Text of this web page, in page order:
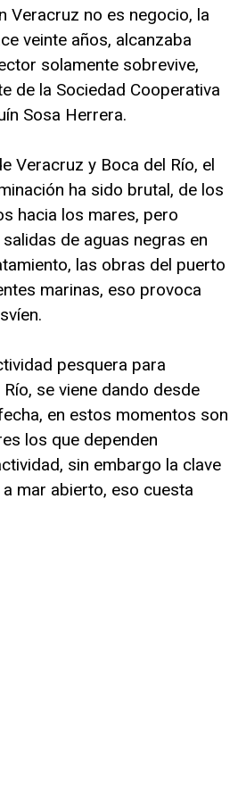
Veracruz no es negocio, la
veinte años, alcanzaba
solamente sobrevive,
de la Sociedad Cooperativa
Sosa Herrera.
Veracruz y Boca del Río, el
ha sido brutal, de los
hacia los mares, pero
de aguas negras en
las obras del puerto
marinas, eso provoca
pesquera para
se viene dando desde
en estos momentos son
los que dependen
sin embargo la clave
mar abierto, eso cuesta